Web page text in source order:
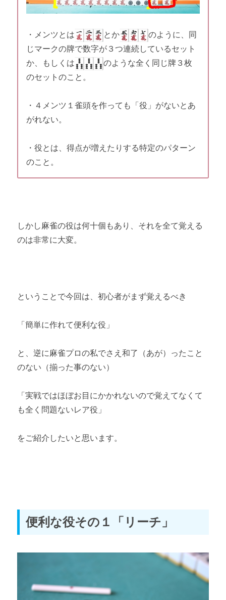
・メンツとは とか
のように、同
じマークの牌で数字が３つ連続しているセット
か、もしくは
のような全く同じ牌３枚
のセットのこと。
・４メンツ１雀頭を作っても「役」がないとあ
がれない。
・役とは、得点が増えたりする特定のパターン
のこと。
しかし麻雀の役は何十個もあり、それを全て覚える
のは非常に大変。
ということで今回は、初心者がまず覚えるべき
「簡単に作れて便利な役」
と、逆に麻雀プロの私でさえ和了（あが）ったこと
のない（揃った事のない）
「実戦ではほぼお目にかかれないので覚えてなくて
も全く問題ないレア役」
をご紹介したいと思います。
便利な役その１「リーチ」